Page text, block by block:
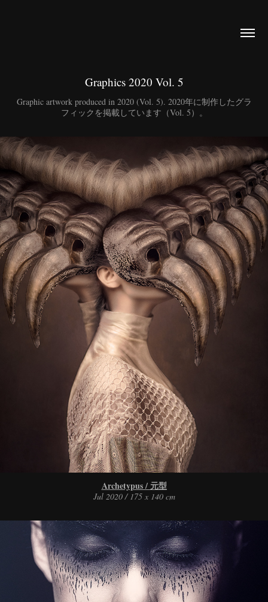
Graphics 2020 Vol. 5
Graphic artwork produced in 2020 (Vol. 5). 2020年に制作したグラ
フィックを掲載しています（Vol. 5）。
Archetypus / 元型
Jul 2020 / 175 x 140 cm